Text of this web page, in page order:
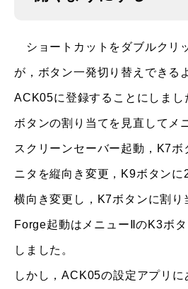
ショートカットをダブルクリ
が，ボタン一発切り替えできる
ACK05に登録することにしまし
ボタンの割り当てを見直してメ
スクリーンセーバー起動，K7
ニタを縦向き変更，K9ボタン
横向き変更し，K7ボタンに割り
Forge起動はメニューⅡのK3ボ
しました。
しかし，ACK05の設定アプリに